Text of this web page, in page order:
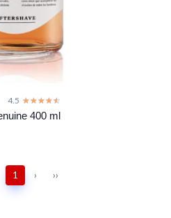
4.5 ☆☆☆☆☆
★★★★★
400 ml
1 › ››